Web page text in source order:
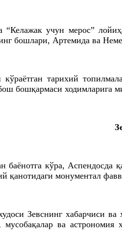
учун мерос”
бошлари, Артемида ва
тарихий
бошқармаси ходимларига
баёнотга кўра,
қанотидаги монументал
Зевснинг хабарчиси ва
мусобақалар ва